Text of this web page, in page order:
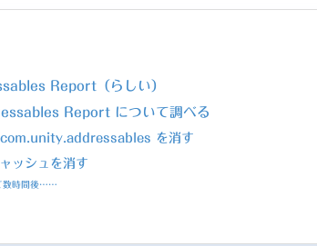
Report（らしい）
Report について調べる
を消す
ッシュを消す
数時間後……